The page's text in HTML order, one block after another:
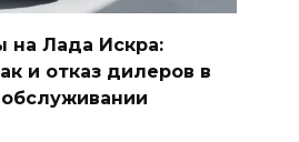
на Лада Искра:
и отказ дилеров в